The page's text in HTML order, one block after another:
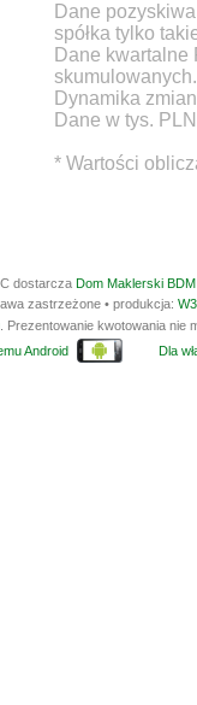
Dane
spółka tylko
Dane
skumulowanych.
Dynamika
Dane w tys. PLN
* Wartości
dostarcza Dom Maklerski
zastrzeżone • produkcja:
. Prezentowanie kwotowania
Android Dla